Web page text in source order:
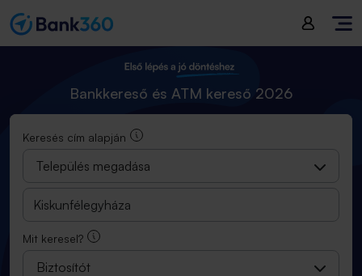
Bankkereső és ATM kereső 2026
Keresés cím alapján
Település megadása
Mit keresel?
Biztosítót
Bankkereső és ATM kereső 2025